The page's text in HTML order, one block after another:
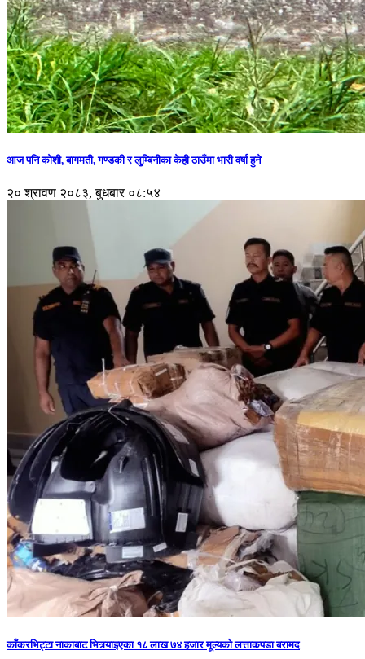
आज पनि कोशी, बागमती, गण्डकी र लुम्बिनीका केही ठाउँमा भारी वर्षा हुने
२० श्रावण २०८३, बुधबार ०८:५४
काँकरभिट्टा नाकाबाट भित्र्याइएका १८ लाख ७४ हजार मूल्यकाे लत्ताकपडा बरामद